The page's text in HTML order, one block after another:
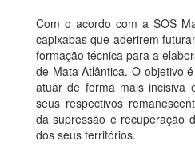
Com o acordo com a SOS
capixabas que aderirem
formação técnica para a
de Mata Atlântica. O objetivo
atuar de forma mais incisiva
seus respectivos
da supressão e recuperação
dos seus territórios.